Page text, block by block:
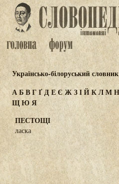
Українсько-білоруський словник
АБВГҐДЕЄ ЖЗІЙКЛМН
ЩЮ Я
ПЕСТОЩІ
ласка